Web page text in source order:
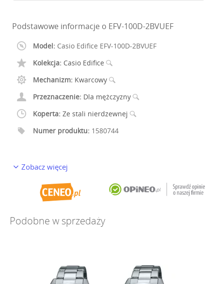
Podstawowe informacje o EFV-100D-2BVUEF
Model: Casio Edifice EFV-100D-2BVUEF
Kolekcja: Casio Edifice
Mechanizm: Kwarcowy
Przeznaczenie: Dla mężczyzny
Koperta: Ze stali nierdzewnej
Numer produktu: 1580744
Zobacz więcej
Podobne w sprzedaży